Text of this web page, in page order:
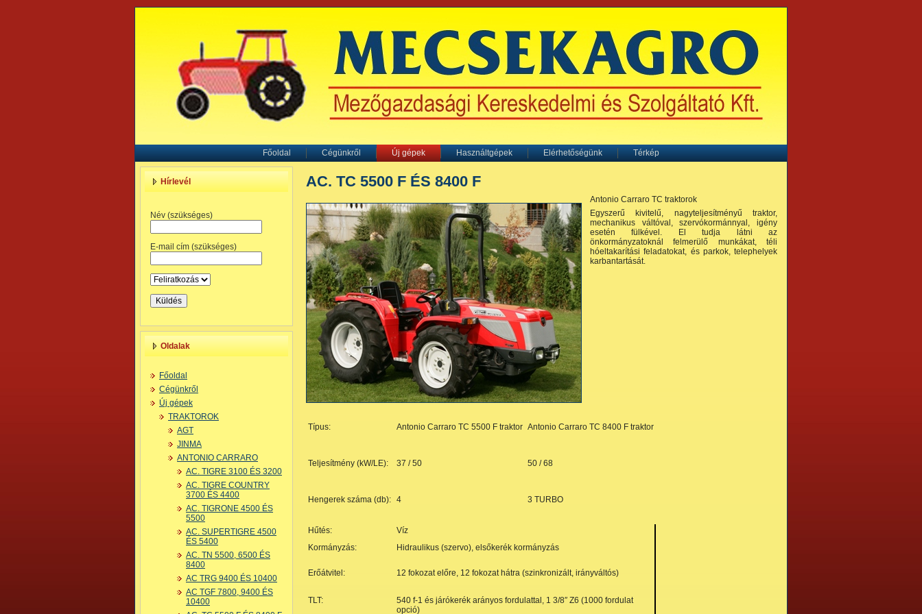
Főoldal Cégünkről Új gépek Használtgépek Elérhetőségünk Térkép
Hírlevél
Név (szükséges)
E-mail cím (szükséges)
Oldalak
Főoldal
Cégünkről
Új gépek
TRAKTOROK
AGT
JINMA
ANTONIO CARRARO
AC. TIGRE 3100 ÉS 3200
AC. TIGRE COUNTRY
3700 ÉS 4400
AC. TIGRONE 4500 ÉS
5500
AC. SUPERTIGRE 4500
ÉS 5400
AC. TN 5500, 6500 ÉS
8400
AC TRG 9400 ÉS 10400
AC TGF 7800, 9400 ÉS
10400
AC. TC 5500 F ÉS 8400 F
Antonio Carraro TC traktorok
Egyszerű kivitelű, nagyteljesítményű traktor,
mechanikus váltóval, szervókormánnyal, igény
esetén fülkével. El tudja látni az
önkormányzatoknál felmerülő munkákat, téli
hóeltakarítási feladatokat, és parkok, telephelyek
karbantartását.
Típus: Antonio Carraro TC 5500 F traktor Antonio Carraro TC 8400 F traktor
Teljesítmény (kW/LE): 37 / 50 50 / 68
Hengerek száma (db): 4 3 TURBO
Hűtés:
Víz
Kormányzás:
Hidraulikus (szervo), elsőkerék kormányzás
Erőátvitel: 12 fokozat előre, 12 fokozat hátra (szinkronizált, irányváltós)
TLT:
540 f-1 és járókerék arányos fordulattal, 1 3/8″ Z6 (1000 fordulat
opció)